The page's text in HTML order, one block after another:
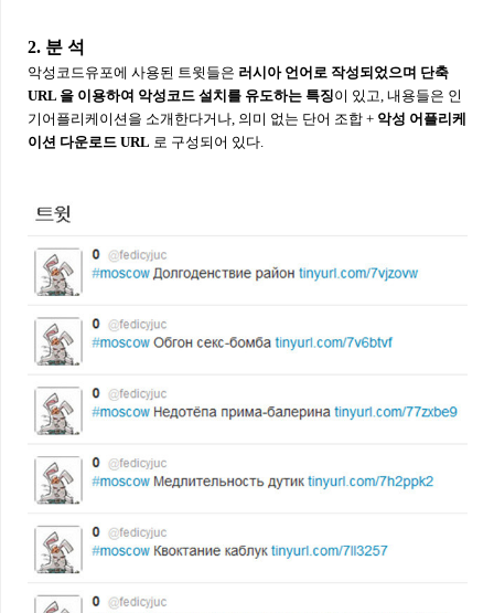
2. 분 석
악성코드유포에 사용된 트윗들은 러시아 언어로 작성되었으며 단축
URL 을 이용하여 악성코드 설치를 유도하는 특징이 있고, 내용들은 인
기어플리케이션을 소개한다거나, 의미 없는 단어 조합 + 악성 어플리케
이션 다운로드 URL 로 구성되어 있다.